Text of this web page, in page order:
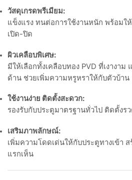
วัสดุเกรดพรีเมียม:
แข็งแรง ทนต่อการใช้งานหนัก พร้อมใ
เปิด-ปิด
ผิวเคลือบพิเศษ:
มีให้เลือกทั้งเคลือบทอง PVD ที่เงางา
ด้าน ช่วยเพิ่มความหรูหราให้กับตัวบ้าน
ใช้งานง่าย ติดตั้งสะดวก:
รองรับกับประตูมาตรฐานทั่วไป ติดตั้งร
เสริมภาพลักษณ์:
เพิ่มความโดดเด่นให้กับประตูทางเข้า
แรกเห็น